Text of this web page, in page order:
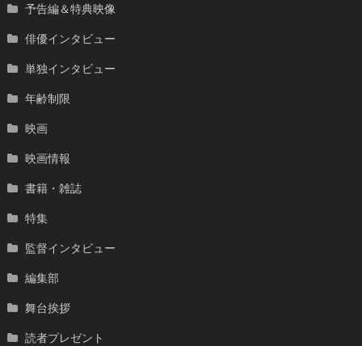
予告編＆特典映像
俳優インタビュー
単独インタビュー
年齢制限
映画
映画情報
書籍・雑誌
特集
監督インタビュー
編集部
舞台挨拶
読者プレゼント